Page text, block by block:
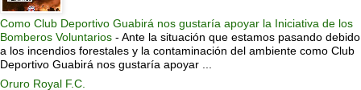
Como Club Deportivo Guabirá nos gustaría apoyar la Iniciativa de los
Bomberos Voluntarios - Ante la situación que estamos pasando debido
a los incendios forestales y la contaminación del ambiente como Club
Deportivo Guabirá nos gustaría apoyar ...
Oruro Royal F.C.